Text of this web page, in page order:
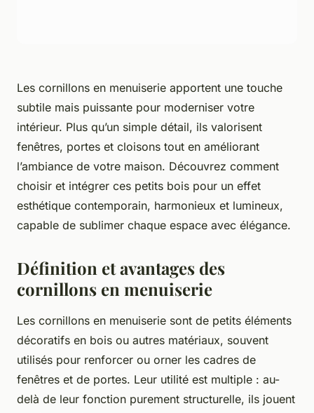
Les cornillons en menuiserie apportent une touche
subtile mais puissante pour moderniser votre
intérieur. Plus qu’un simple détail, ils valorisent
fenêtres, portes et cloisons tout en améliorant
l’ambiance de votre maison. Découvrez comment
choisir et intégrer ces petits bois pour un effet
esthétique contemporain, harmonieux et lumineux,
capable de sublimer chaque espace avec élégance.
Définition et avantages des
cornillons en menuiserie
Les cornillons en menuiserie sont de petits éléments
décoratifs en bois ou autres matériaux, souvent
utilisés pour renforcer ou orner les cadres de
fenêtres et de portes. Leur utilité est multiple : au-
delà de leur fonction purement structurelle, ils jouent